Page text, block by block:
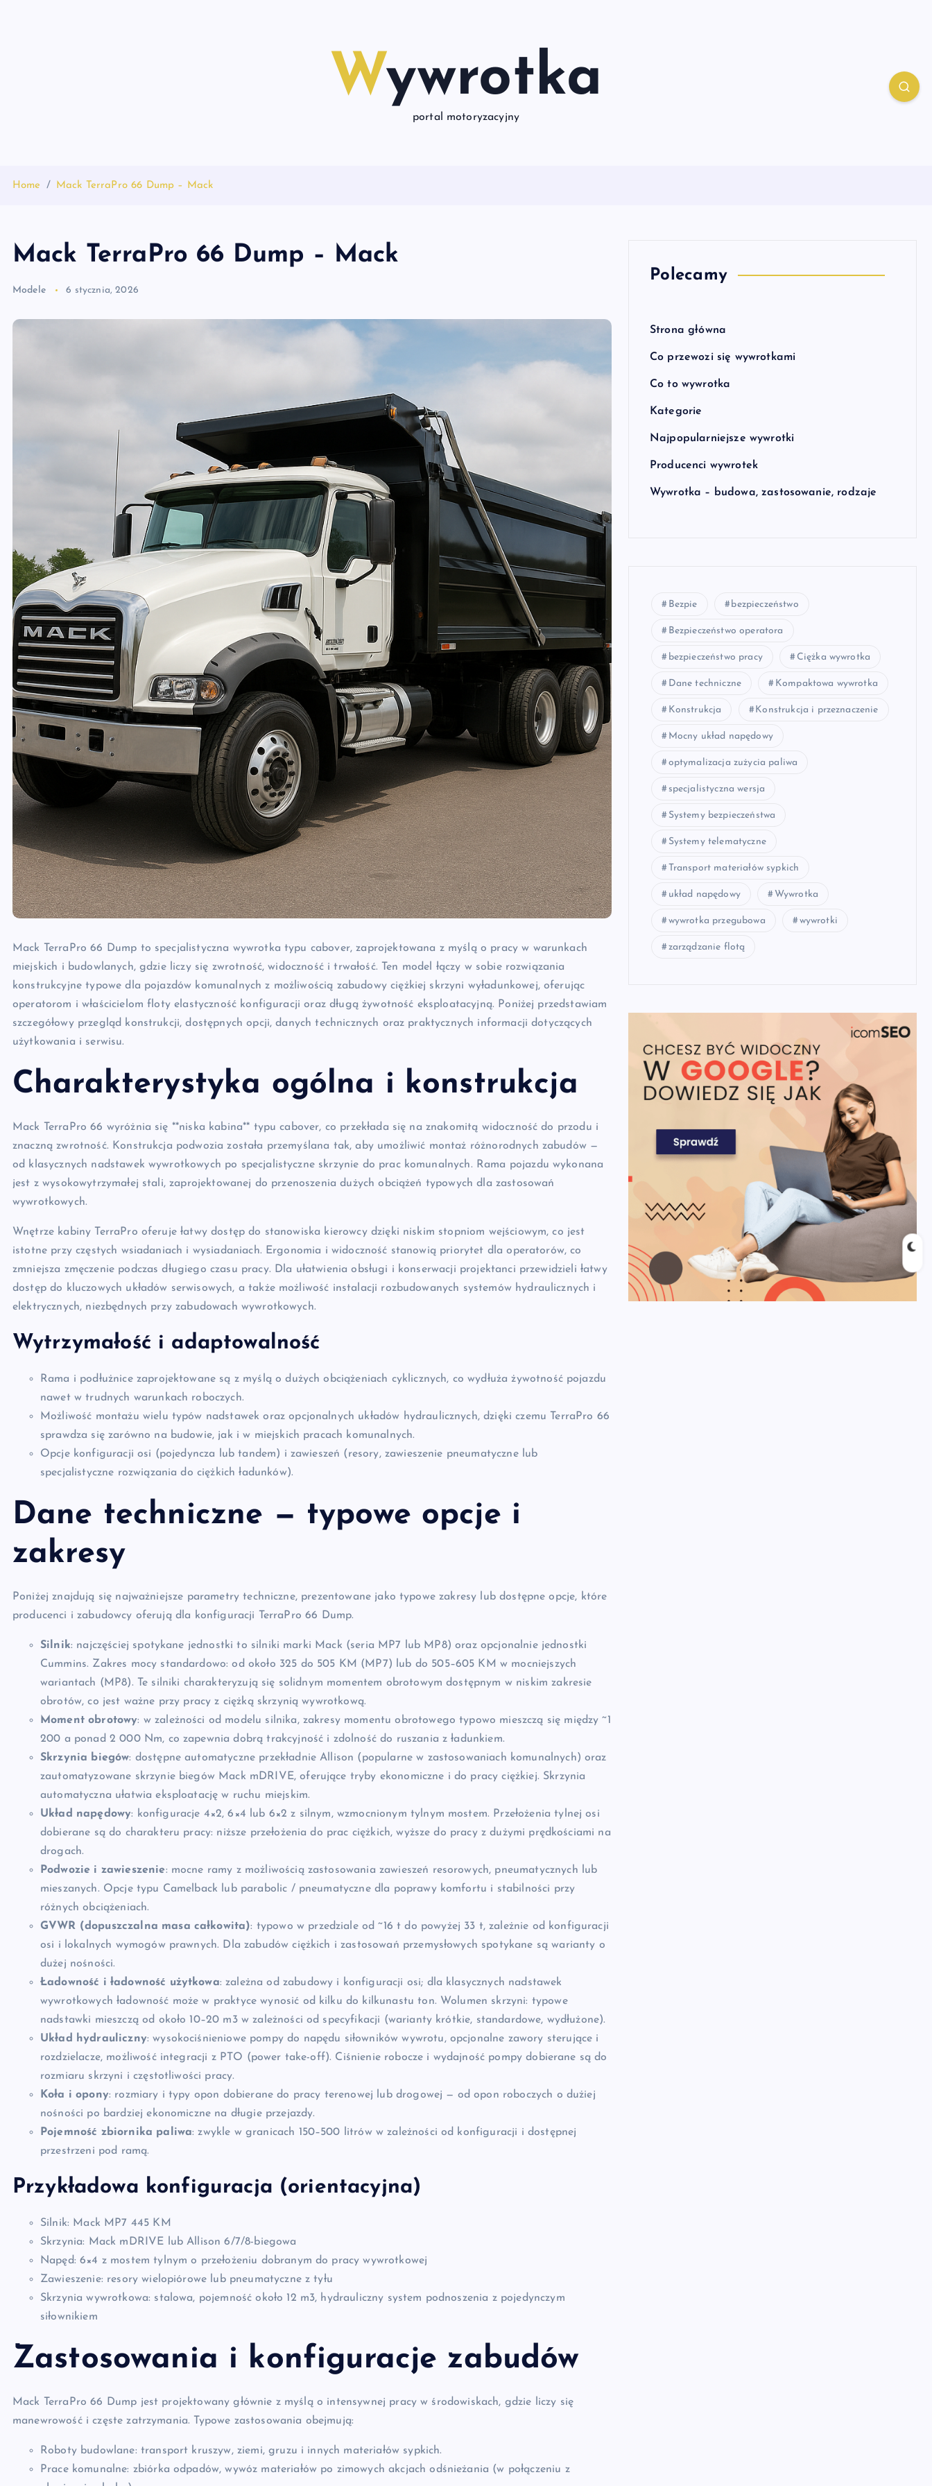
Wywrotka
portal motoryzacyjny
Home Mack TerraPro 66 Dump – Mack
Mack TerraPro 66 Dump – Mack
Modele 6 stycznia, 2026
Mack TerraPro 66 Dump to specjalistyczna wywrotka typu cabover, zaprojektowana z myślą o pracy w warunkach
miejskich i budowlanych, gdzie liczy się zwrotność, widoczność i trwałość. Ten model łączy w sobie rozwiązania
konstrukcyjne typowe dla pojazdów komunalnych z możliwością zabudowy ciężkiej skrzyni wyładunkowej, oferując
operatorom i właścicielom floty elastyczność konfiguracji oraz długą żywotność eksploatacyjną. Poniżej przedstawiam
szczegółowy przegląd konstrukcji, dostępnych opcji, danych technicznych oraz praktycznych informacji dotyczących
użytkowania i serwisu.
Charakterystyka ogólna i konstrukcja
Mack TerraPro 66 wyróżnia się **niska kabina** typu cabover, co przekłada się na znakomitą widoczność do przodu i
znaczną zwrotność. Konstrukcja podwozia została przemyślana tak, aby umożliwić montaż różnorodnych zabudów —
od klasycznych nadstawek wywrotkowych po specjalistyczne skrzynie do prac komunalnych. Rama pojazdu wykonana
jest z wysokowytrzymałej stali, zaprojektowanej do przenoszenia dużych obciążeń typowych dla zastosowań
wywrotkowych.
Wnętrze kabiny TerraPro oferuje łatwy dostęp do stanowiska kierowcy dzięki niskim stopniom wejściowym, co jest
istotne przy częstych wsiadaniach i wysiadaniach. Ergonomia i widoczność stanowią priorytet dla operatorów, co
zmniejsza zmęczenie podczas długiego czasu pracy. Dla ułatwienia obsługi i konserwacji projektanci przewidzieli łatwy
dostęp do kluczowych układów serwisowych, a także możliwość instalacji rozbudowanych systemów hydraulicznych i
elektrycznych, niezbędnych przy zabudowach wywrotkowych.
Wytrzymałość i adaptowalność
Rama i podłużnice zaprojektowane są z myślą o dużych obciążeniach cyklicznych, co wydłuża żywotność pojazdu
nawet w trudnych warunkach roboczych.
Możliwość montażu wielu typów nadstawek oraz opcjonalnych układów hydraulicznych, dzięki czemu TerraPro 66
sprawdza się zarówno na budowie, jak i w miejskich pracach komunalnych.
Opcje konfiguracji osi (pojedyncza lub tandem) i zawieszeń (resory, zawieszenie pneumatyczne lub
specjalistyczne rozwiązania do ciężkich ładunków).
Dane techniczne — typowe opcje i
zakresy
Poniżej znajdują się najważniejsze parametry techniczne, prezentowane jako typowe zakresy lub dostępne opcje, które
producenci i zabudowcy oferują dla konfiguracji TerraPro 66 Dump.
Silnik: najczęściej spotykane jednostki to silniki marki Mack (seria MP7 lub MP8) oraz opcjonalnie jednostki
Cummins. Zakres mocy standardowo: od około 325 do 505 KM (MP7) lub do 505–605 KM w mocniejszych
wariantach (MP8). Te silniki charakteryzują się solidnym momentem obrotowym dostępnym w niskim zakresie
obrotów, co jest ważne przy pracy z ciężką skrzynią wywrotkową.
Moment obrotowy: w zależności od modelu silnika, zakresy momentu obrotowego typowo mieszczą się między ~1
200 a ponad 2 000 Nm, co zapewnia dobrą trakcyjność i zdolność do ruszania z ładunkiem.
Skrzynia biegów: dostępne automatyczne przekładnie Allison (popularne w zastosowaniach komunalnych) oraz
zautomatyzowane skrzynie biegów Mack mDRIVE, oferujące tryby ekonomiczne i do pracy ciężkiej. Skrzynia
automatyczna ułatwia eksploatację w ruchu miejskim.
Układ napędowy: konfiguracje 4×2, 6×4 lub 6×2 z silnym, wzmocnionym tylnym mostem. Przełożenia tylnej osi
dobierane są do charakteru pracy: niższe przełożenia do prac ciężkich, wyższe do pracy z dużymi prędkościami na
drogach.
Podwozie i zawieszenie: mocne ramy z możliwością zastosowania zawieszeń resorowych, pneumatycznych lub
mieszanych. Opcje typu Camelback lub parabolic / pneumatyczne dla poprawy komfortu i stabilności przy
różnych obciążeniach.
GVWR (dopuszczalna masa całkowita): typowo w przedziale od ~16 t do powyżej 33 t, zależnie od konfiguracji
osi i lokalnych wymogów prawnych. Dla zabudów ciężkich i zastosowań przemysłowych spotykane są warianty o
dużej nośności.
Ładowność i ładowność użytkowa: zależna od zabudowy i konfiguracji osi; dla klasycznych nadstawek
wywrotkowych ładowność może w praktyce wynosić od kilku do kilkunastu ton. Wolumen skrzyni: typowe
nadstawki mieszczą od około 10–20 m3 w zależności od specyfikacji (warianty krótkie, standardowe, wydłużone).
Układ hydrauliczny: wysokociśnieniowe pompy do napędu siłowników wywrotu, opcjonalne zawory sterujące i
rozdzielacze, możliwość integracji z PTO (power take-off). Ciśnienie robocze i wydajność pompy dobierane są do
rozmiaru skrzyni i częstotliwości pracy.
Koła i opony: rozmiary i typy opon dobierane do pracy terenowej lub drogowej — od opon roboczych o dużiej
nośności po bardziej ekonomiczne na długie przejazdy.
Pojemność zbiornika paliwa: zwykle w granicach 150–500 litrów w zależności od konfiguracji i dostępnej
przestrzeni pod ramą.
Przykładowa konfiguracja (orientacyjna)
Silnik: Mack MP7 445 KM
Skrzynia: Mack mDRIVE lub Allison 6/7/8-biegowa
Napęd: 6×4 z mostem tylnym o przełożeniu dobranym do pracy wywrotkowej
Zawieszenie: resory wielopiórowe lub pneumatyczne z tyłu
Skrzynia wywrotkowa: stalowa, pojemność około 12 m3, hydrauliczny system podnoszenia z pojedynczym
siłownikiem
Zastosowania i konfiguracje zabudów
Mack TerraPro 66 Dump jest projektowany głównie z myślą o intensywnej pracy w środowiskach, gdzie liczy się
manewrowość i częste zatrzymania. Typowe zastosowania obejmują:
Roboty budowlane: transport kruszyw, ziemi, gruzu i innych materiałów sypkich.
Prace komunalne: zbiórka odpadów, wywóz materiałów po zimowych akcjach odśnieżania (w połączeniu z
Polecamy
Strona główna
Co przewozi się wywrotkami
Co to wywrotka
Kategorie
Najpopularniejsze wywrotki
Producenci wywrotek
Wywrotka – budowa, zastosowanie, rodzaje
Bezpie bezpieczeństwo
Bezpieczeństwo operatora
bezpieczeństwo pracy Ciężka wywrotka
Dane techniczne Kompaktowa wywrotka
Konstrukcja Konstrukcja i przeznaczenie
Mocny układ napędowy
optymalizacja zużycia paliwa
specjalistyczna wersja
Systemy bezpieczeństwa
Systemy telematyczne
Transport materiałów sypkich
układ napędowy Wywrotka
wywrotka przegubowa wywrotki
zarządzanie flotą